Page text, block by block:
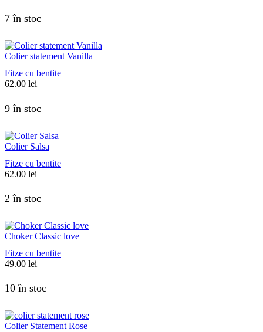
7 în stoc
Colier statement Vanilla
Fitze cu bentite
62.00 lei
9 în stoc
Colier Salsa
Fitze cu bentite
62.00 lei
2 în stoc
Choker Classic love
Fitze cu bentite
49.00 lei
10 în stoc
Colier Statement Rose